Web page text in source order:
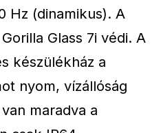
Hz (dinamikus). A
Glass 7i védi. A
készülékház a
nyom, vízállóság
maradva a